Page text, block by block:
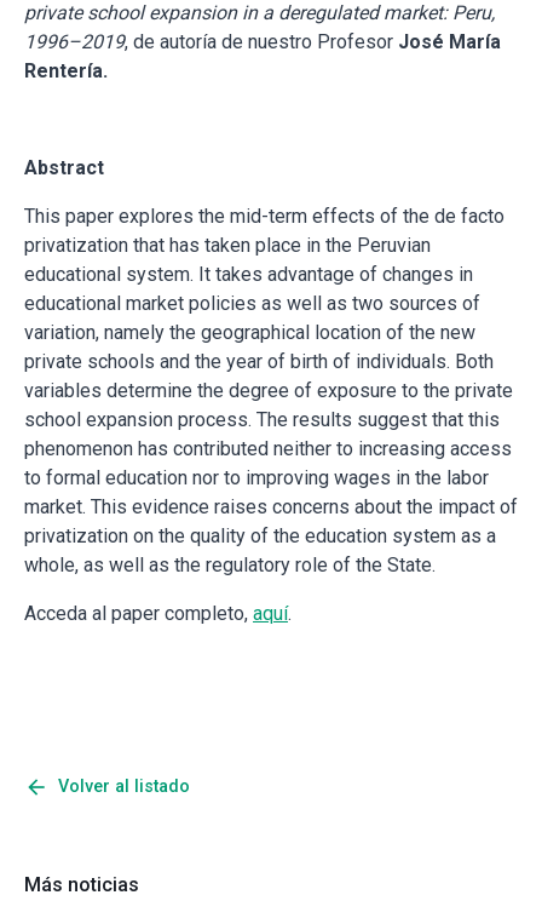
private school expansion in a deregulated market: Peru,
1996–2019, de autoría de nuestro Profesor José María
Rentería.
Abstract
This paper explores the mid-term effects of the de facto
privatization that has taken place in the Peruvian
educational system. It takes advantage of changes in
educational market policies as well as two sources of
variation, namely the geographical location of the new
private schools and the year of birth of individuals. Both
variables determine the degree of exposure to the private
school expansion process. The results suggest that this
phenomenon has contributed neither to increasing access
to formal education nor to improving wages in the labor
market. This evidence raises concerns about the impact of
privatization on the quality of the education system as a
whole, as well as the regulatory role of the State.
Acceda al paper completo, aquí.
Más noticias
arrow_back Volver al listado